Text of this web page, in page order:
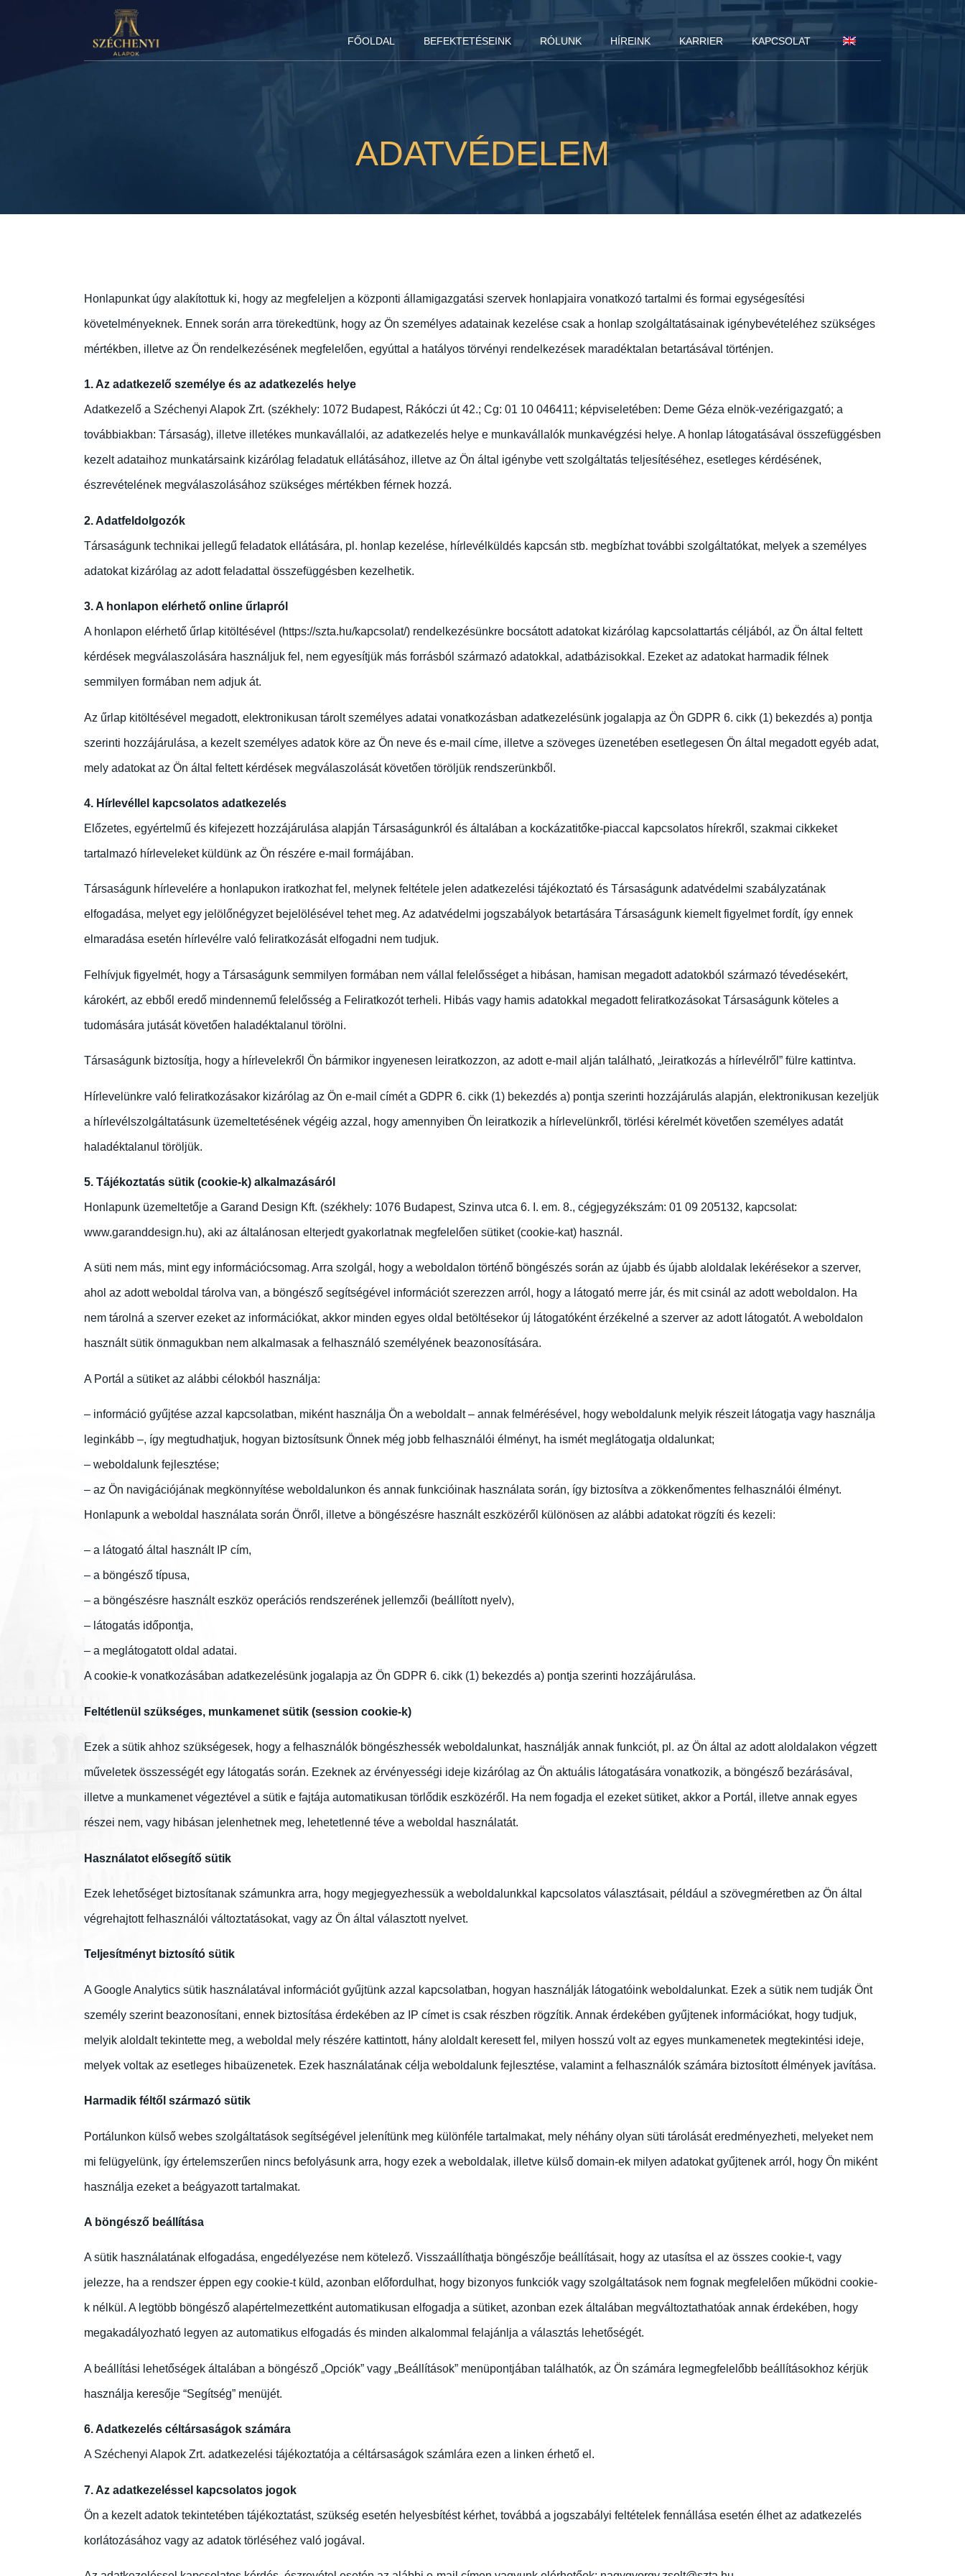
FŐOLDAL BEFEKTETÉSEINK RÓLUNK HÍREINK KARRIER KAPCSOLAT
ADATVÉDELEM
Honlapunkat úgy alakítottuk ki, hogy az megfeleljen a központi államigazgatási szervek honlapjaira vonatkozó tartalmi és formai egységesítési
követelményeknek. Ennek során arra törekedtünk, hogy az Ön személyes adatainak kezelése csak a honlap szolgáltatásainak igénybevételéhez szükséges
mértékben, illetve az Ön rendelkezésének megfelelően, egyúttal a hatályos törvényi rendelkezések maradéktalan betartásával történjen.
1. Az adatkezelő személye és az adatkezelés helye
Adatkezelő a Széchenyi Alapok Zrt. (székhely: 1072 Budapest, Rákóczi út 42.; Cg: 01 10 046411; képviseletében: Deme Géza elnök-vezérigazgató; a
továbbiakban: Társaság), illetve illetékes munkavállalói, az adatkezelés helye e munkavállalók munkavégzési helye. A honlap látogatásával összefüggésben
kezelt adataihoz munkatársaink kizárólag feladatuk ellátásához, illetve az Ön által igénybe vett szolgáltatás teljesítéséhez, esetleges kérdésének,
észrevételének megválaszolásához szükséges mértékben férnek hozzá.
2. Adatfeldolgozók
Társaságunk technikai jellegű feladatok ellátására, pl. honlap kezelése, hírlevélküldés kapcsán stb. megbízhat további szolgáltatókat, melyek a személyes
adatokat kizárólag az adott feladattal összefüggésben kezelhetik.
3. A honlapon elérhető online űrlapról
A honlapon elérhető űrlap kitöltésével (https://szta.hu/kapcsolat/) rendelkezésünkre bocsátott adatokat kizárólag kapcsolattartás céljából, az Ön által feltett
kérdések megválaszolására használjuk fel, nem egyesítjük más forrásból származó adatokkal, adatbázisokkal. Ezeket az adatokat harmadik félnek
semmilyen formában nem adjuk át.
Az űrlap kitöltésével megadott, elektronikusan tárolt személyes adatai vonatkozásban adatkezelésünk jogalapja az Ön GDPR 6. cikk (1) bekezdés a) pontja
szerinti hozzájárulása, a kezelt személyes adatok köre az Ön neve és e-mail címe, illetve a szöveges üzenetében esetlegesen Ön által megadott egyéb adat,
mely adatokat az Ön által feltett kérdések megválaszolását követően töröljük rendszerünkből.
4. Hírlevéllel kapcsolatos adatkezelés
Előzetes, egyértelmű és kifejezett hozzájárulása alapján Társaságunkról és általában a kockázatitőke-piaccal kapcsolatos hírekről, szakmai cikkeket
tartalmazó hírleveleket küldünk az Ön részére e-mail formájában.
Társaságunk hírlevelére a honlapukon iratkozhat fel, melynek feltétele jelen adatkezelési tájékoztató és Társaságunk adatvédelmi szabályzatának
elfogadása, melyet egy jelölőnégyzet bejelölésével tehet meg. Az adatvédelmi jogszabályok betartására Társaságunk kiemelt figyelmet fordít, így ennek
elmaradása esetén hírlevélre való feliratkozását elfogadni nem tudjuk.
Felhívjuk figyelmét, hogy a Társaságunk semmilyen formában nem vállal felelősséget a hibásan, hamisan megadott adatokból származó tévedésekért,
károkért, az ebből eredő mindennemű felelősség a Feliratkozót terheli. Hibás vagy hamis adatokkal megadott feliratkozásokat Társaságunk köteles a
tudomására jutását követően haladéktalanul törölni.
Társaságunk biztosítja, hogy a hírlevelekről Ön bármikor ingyenesen leiratkozzon, az adott e-mail alján található, „leiratkozás a hírlevélről” fülre kattintva.
Hírlevelünkre való feliratkozásakor kizárólag az Ön e-mail címét a GDPR 6. cikk (1) bekezdés a) pontja szerinti hozzájárulás alapján, elektronikusan kezeljük
a hírlevélszolgáltatásunk üzemeltetésének végéig azzal, hogy amennyiben Ön leiratkozik a hírlevelünkről, törlési kérelmét követően személyes adatát
haladéktalanul töröljük.
5. Tájékoztatás sütik (cookie-k) alkalmazásáról
Honlapunk üzemeltetője a Garand Design Kft. (székhely: 1076 Budapest, Szinva utca 6. I. em. 8., cégjegyzékszám: 01 09 205132, kapcsolat:
www.garanddesign.hu), aki az általánosan elterjedt gyakorlatnak megfelelően sütiket (cookie-kat) használ.
A süti nem más, mint egy információcsomag. Arra szolgál, hogy a weboldalon történő böngészés során az újabb és újabb aloldalak lekérésekor a szerver,
ahol az adott weboldal tárolva van, a böngésző segítségével információt szerezzen arról, hogy a látogató merre jár, és mit csinál az adott weboldalon. Ha
nem tárolná a szerver ezeket az információkat, akkor minden egyes oldal betöltésekor új látogatóként érzékelné a szerver az adott látogatót. A weboldalon
használt sütik önmagukban nem alkalmasak a felhasználó személyének beazonosítására.
A Portál a sütiket az alábbi célokból használja:
– információ gyűjtése azzal kapcsolatban, miként használja Ön a weboldalt – annak felmérésével, hogy weboldalunk melyik részeit látogatja vagy használja
leginkább –, így megtudhatjuk, hogyan biztosítsunk Önnek még jobb felhasználói élményt, ha ismét meglátogatja oldalunkat;
– weboldalunk fejlesztése;
– az Ön navigációjának megkönnyítése weboldalunkon és annak funkcióinak használata során, így biztosítva a zökkenőmentes felhasználói élményt.
Honlapunk a weboldal használata során Önről, illetve a böngészésre használt eszközéről különösen az alábbi adatokat rögzíti és kezeli:
– a látogató által használt IP cím,
– a böngésző típusa,
– a böngészésre használt eszköz operációs rendszerének jellemzői (beállított nyelv),
– látogatás időpontja,
– a meglátogatott oldal adatai.
A cookie-k vonatkozásában adatkezelésünk jogalapja az Ön GDPR 6. cikk (1) bekezdés a) pontja szerinti hozzájárulása.
Feltétlenül szükséges, munkamenet sütik (session cookie-k)
Ezek a sütik ahhoz szükségesek, hogy a felhasználók böngészhessék weboldalunkat, használják annak funkciót, pl. az Ön által az adott aloldalakon végzett
műveletek összességét egy látogatás során. Ezeknek az érvényességi ideje kizárólag az Ön aktuális látogatására vonatkozik, a böngésző bezárásával,
illetve a munkamenet végeztével a sütik e fajtája automatikusan törlődik eszközéről. Ha nem fogadja el ezeket sütiket, akkor a Portál, illetve annak egyes
részei nem, vagy hibásan jelenhetnek meg, lehetetlenné téve a weboldal használatát.
Használatot elősegítő sütik
Ezek lehetőséget biztosítanak számunkra arra, hogy megjegyezhessük a weboldalunkkal kapcsolatos választásait, például a szövegméretben az Ön által
végrehajtott felhasználói változtatásokat, vagy az Ön által választott nyelvet.
Teljesítményt biztosító sütik
A Google Analytics sütik használatával információt gyűjtünk azzal kapcsolatban, hogyan használják látogatóink weboldalunkat. Ezek a sütik nem tudják Önt
személy szerint beazonosítani, ennek biztosítása érdekében az IP címet is csak részben rögzítik. Annak érdekében gyűjtenek információkat, hogy tudjuk,
melyik aloldalt tekintette meg, a weboldal mely részére kattintott, hány aloldalt keresett fel, milyen hosszú volt az egyes munkamenetek megtekintési ideje,
melyek voltak az esetleges hibaüzenetek. Ezek használatának célja weboldalunk fejlesztése, valamint a felhasználók számára biztosított élmények javítása.
Harmadik féltől származó sütik
Portálunkon külső webes szolgáltatások segítségével jelenítünk meg különféle tartalmakat, mely néhány olyan süti tárolását eredményezheti, melyeket nem
mi felügyelünk, így értelemszerűen nincs befolyásunk arra, hogy ezek a weboldalak, illetve külső domain-ek milyen adatokat gyűjtenek arról, hogy Ön miként
használja ezeket a beágyazott tartalmakat.
A böngésző beállítása
A sütik használatának elfogadása, engedélyezése nem kötelező. Visszaállíthatja böngészője beállításait, hogy az utasítsa el az összes cookie-t, vagy
jelezze, ha a rendszer éppen egy cookie-t küld, azonban előfordulhat, hogy bizonyos funkciók vagy szolgáltatások nem fognak megfelelően működni cookie-
k nélkül. A legtöbb böngésző alapértelmezettként automatikusan elfogadja a sütiket, azonban ezek általában megváltoztathatóak annak érdekében, hogy
megakadályozható legyen az automatikus elfogadás és minden alkalommal felajánlja a választás lehetőségét.
A beállítási lehetőségek általában a böngésző „Opciók” vagy „Beállítások” menüpontjában találhatók, az Ön számára legmegfelelőbb beállításokhoz kérjük
használja keresője “Segítség” menüjét.
6. Adatkezelés céltársaságok számára
A Széchenyi Alapok Zrt. adatkezelési tájékoztatója a céltársaságok számlára ezen a linken érhető el.
7. Az adatkezeléssel kapcsolatos jogok
Ön a kezelt adatok tekintetében tájékoztatást, szükség esetén helyesbítést kérhet, továbbá a jogszabályi feltételek fennállása esetén élhet az adatkezelés
korlátozásához vagy az adatok törléséhez való jogával.